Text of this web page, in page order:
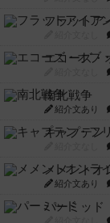
フラットア
エコーズ・
南北戦争
紹介文あり
キャプテン
メメントオ
紹介文あり
パーミッド